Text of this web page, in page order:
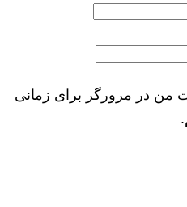
من در مرورگر برای زمانی